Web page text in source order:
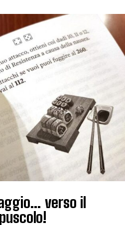
verso il